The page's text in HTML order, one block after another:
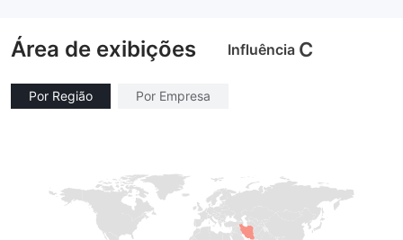
Área de exibições Influência C
Por Região Por Empresa